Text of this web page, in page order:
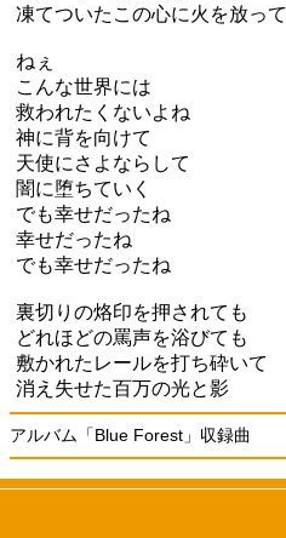
凍てついたこの心に火を放って
ねぇ
こんな世界には
救われたくないよね
神に背を向けて
天使にさよならして
闇に堕ちていく
でも幸せだったね
幸せだったね
でも幸せだったね
裏切りの烙印を押されても
どれほどの罵声を浴びても
敷かれたレールを打ち砕いて
消え失せた百万の光と影
アルバム「Blue Forest」収録曲